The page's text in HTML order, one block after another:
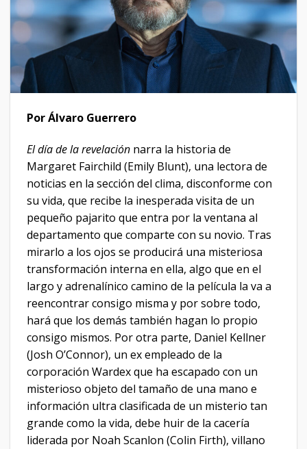
Por Álvaro Guerrero
El día de la revelación narra la historia de
Margaret Fairchild (Emily Blunt), una lectora de
noticias en la sección del clima, disconforme con
su vida, que recibe la inesperada visita de un
pequeño pajarito que entra por la ventana al
departamento que comparte con su novio. Tras
mirarlo a los ojos se producirá una misteriosa
transformación interna en ella, algo que en el
largo y adrenalínico camino de la película la va a
reencontrar consigo misma y por sobre todo,
hará que los demás también hagan lo propio
consigo mismos. Por otra parte, Daniel Kellner
(Josh O’Connor), un ex empleado de la
corporación Wardex que ha escapado con un
misterioso objeto del tamaño de una mano e
información ultra clasificada de un misterio tan
grande como la vida, debe huir de la cacería
liderada por Noah Scanlon (Colin Firth), villano